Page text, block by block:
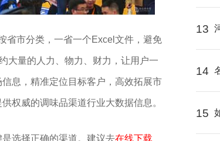
省市分类，一省一个Excel文件，避免
大量的人力、物力、财力，让用户一
息，精准定位目标客户，高效拓展市
权威的调味品渠道行业大数据信息。
选择正确的渠道。建议去在线下载
13
14
15